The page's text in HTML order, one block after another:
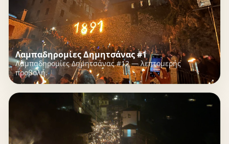
Λαμπαδηρομίες Δημητσάνας #1
Λαμπαδηρομίες Δημητσάνας #12 — λεπτομερής
προβολή.